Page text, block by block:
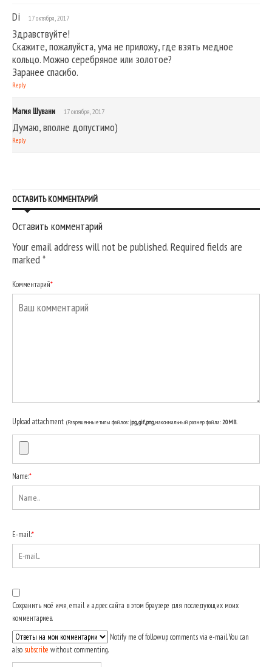
Di 17 октября, 2017
Здравствуйте!
Скажите, пожалуйста, ума не приложу, где взять медное
кольцо. Можно серебряное или золотое?
Заранее спасибо.
Reply
Магия Шувани 17 октября, 2017
Думаю, вполне допустимо)
Reply
ОСТАВИТЬ КОММЕНТАРИЙ
Оставить комментарий
Your email address will not be published. Required fields are
marked*
Комментарий*
Upload attachment (Разрешенные типы файлов:jpg, gif, png, максимальный размер файла:20MB.
Name:*
E-mail:*
Сохранить моё имя, email и адрес сайта в этом браузере для последующих моих
комментариев.
Notify me of followup comments via e-mail. You can
also subscribe without commenting.